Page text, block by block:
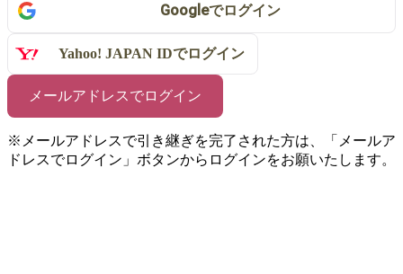
Googleでログイン
Yahoo! JAPAN IDでログイン
メールアドレスでログイン
※メールアドレスで引き継ぎを完了された方は、「メールア
ドレスでログイン」ボタンからログインをお願いたします。